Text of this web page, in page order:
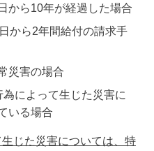
から10年が経過した場合
から2年間給付の請求手
災害の場合
によって生じた災害に
いる場合
じた災害については、特